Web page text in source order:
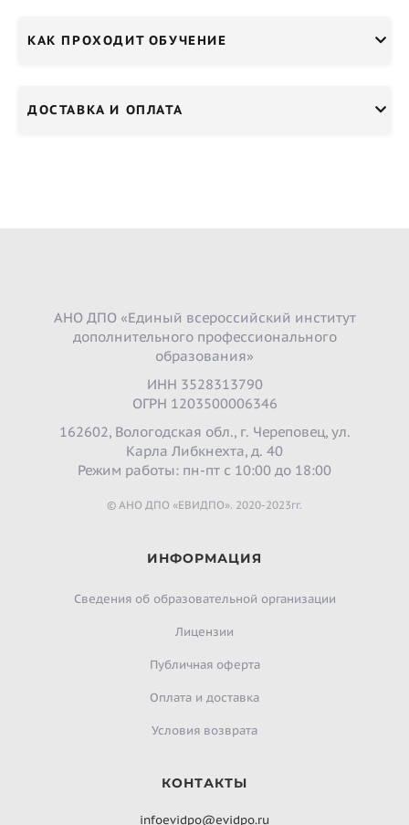
КАК ПРОХОДИТ ОБУЧЕНИЕ
ДОСТАВКА И ОПЛАТА
АНО ДПО «Единый всероссийский институт
дополнительного профессионального
образования»
ИНН 3528313790
ОГРН 1203500006346
162602, Вологодская обл., г. Череповец, ул.
Карла Либкнехта, д. 40
Режим работы: пн-пт с 10:00 до 18:00
© АНО ДПО «ЕВИДПО». 2020-2023гг.
ИНФОРМАЦИЯ
Сведения об образовательной организации
Лицензии
Публичная оферта
Оплата и доставка
Условия возврата
КОНТАКТЫ
infoevidpo@evidpo.ru